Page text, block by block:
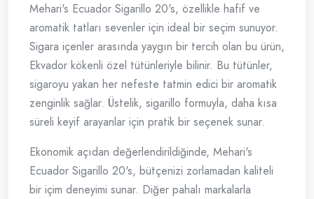
Mehari's Ecuador Sigarillo 20's, özellikle hafif ve
aromatik tatları sevenler için ideal bir seçim sunuyor.
Sigara içenler arasında yaygın bir tercih olan bu ürün,
Ekvador kökenli özel tütünleriyle bilinir. Bu tütünler,
sigaroyu yakan her nefeste tatmin edici bir aromatik
zenginlik sağlar. Üstelik, sigarillo formuyla, daha kısa
süreli keyif arayanlar için pratik bir seçenek sunar.
Ekonomik açıdan değerlendirildiğinde, Mehari's
Ecuador Sigarillo 20's, bütçenizi zorlamadan kaliteli
bir içim deneyimi sunar. Diğer pahalı markalarla